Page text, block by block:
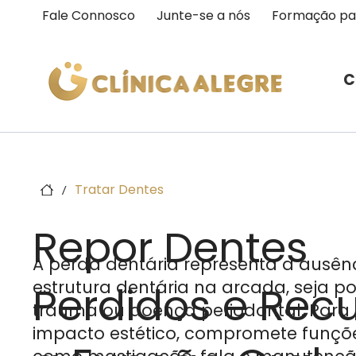
Fale Connosco Junte-se a nós Formação
/ Tratar Dentes
Repor Dentes
Perdidos e
A perda dentária representa a
estrutura dentária na arcada, seja
trauma ou doença periodontal.
impacto estético, compromete